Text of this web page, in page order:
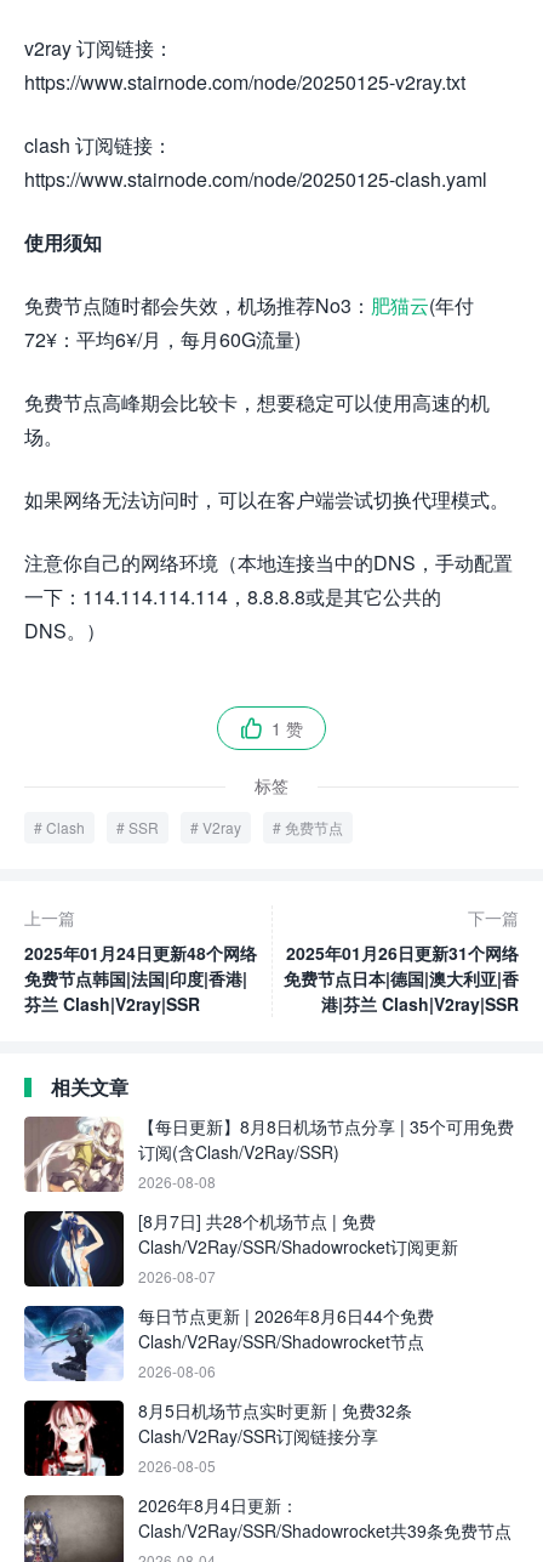
v2ray 订阅链接：
https://www.stairnode.com/node/20250125-v2ray.txt
clash 订阅链接：
https://www.stairnode.com/node/20250125-clash.yaml
使用须知
免费节点随时都会失效，机场推荐No3： 肥猫云(年付
72¥：平均6¥/月，每月60G流量)
免费节点高峰期会比较卡，想要稳定可以使用高速的机
场。
如果网络无法访问时，可以在客户端尝试切换代理模式。
注意你自己的网络环境（本地连接当中的DNS，手动配置
一下：114.114.114.114，8.8.8.8或是其它公共的
DNS。）
 1 赞
标签
Clash SSR V2ray 免费节点
上一篇
2025年01月24日更新48个网络
免费节点韩国|法国|印度|香港|
芬兰 Clash|V2ray|SSR
下一篇
2025年01月26日更新31个网络
免费节点日本|德国|澳大利亚|香
港|芬兰 Clash|V2ray|SSR
相关文章
【每日更新】8月8日机场节点分享 | 35个可用免费
订阅(含Clash/V2Ray/SSR)
2026-08-08
[8月7日] 共28个机场节点 | 免费
Clash/V2Ray/SSR/Shadowrocket订阅更新
2026-08-07
每日节点更新 | 2026年8月6日44个免费
Clash/V2Ray/SSR/Shadowrocket节点
2026-08-06
8月5日机场节点实时更新 | 免费32条
Clash/V2Ray/SSR订阅链接分享
2026-08-05
2026年8月4日更新：
Clash/V2Ray/SSR/Shadowrocket共39条免费节点